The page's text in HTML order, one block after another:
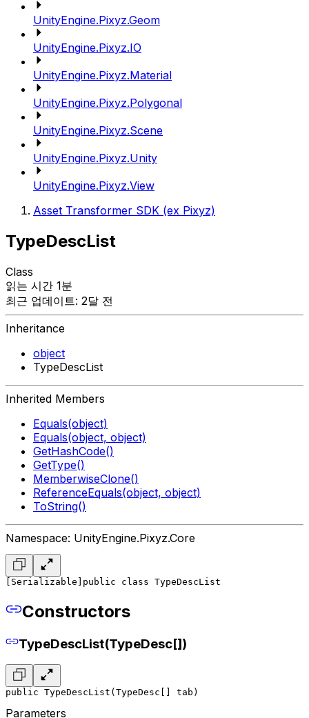
UnityEngine.Pixyz.Geom
UnityEngine.Pixyz.IO
UnityEngine.Pixyz.Material
UnityEngine.Pixyz.Polygonal
UnityEngine.Pixyz.Scene
UnityEngine.Pixyz.Unity
UnityEngine.Pixyz.View
Asset Transformer SDK (ex Pixyz)
TypeDescList
Class
읽는 시간 1분
최근 업데이트: 2달 전
Inheritance
object
TypeDescList
Inherited Members
Equals(object)
Equals(object, object)
GetHashCode()
GetType()
MemberwiseClone()
ReferenceEquals(object, object)
ToString()
Namespace: UnityEngine.Pixyz.Core
[Serializable] public class TypeDescList
Constructors
TypeDescList(TypeDesc[])
public TypeDescList(TypeDesc[] tab)
Parameters